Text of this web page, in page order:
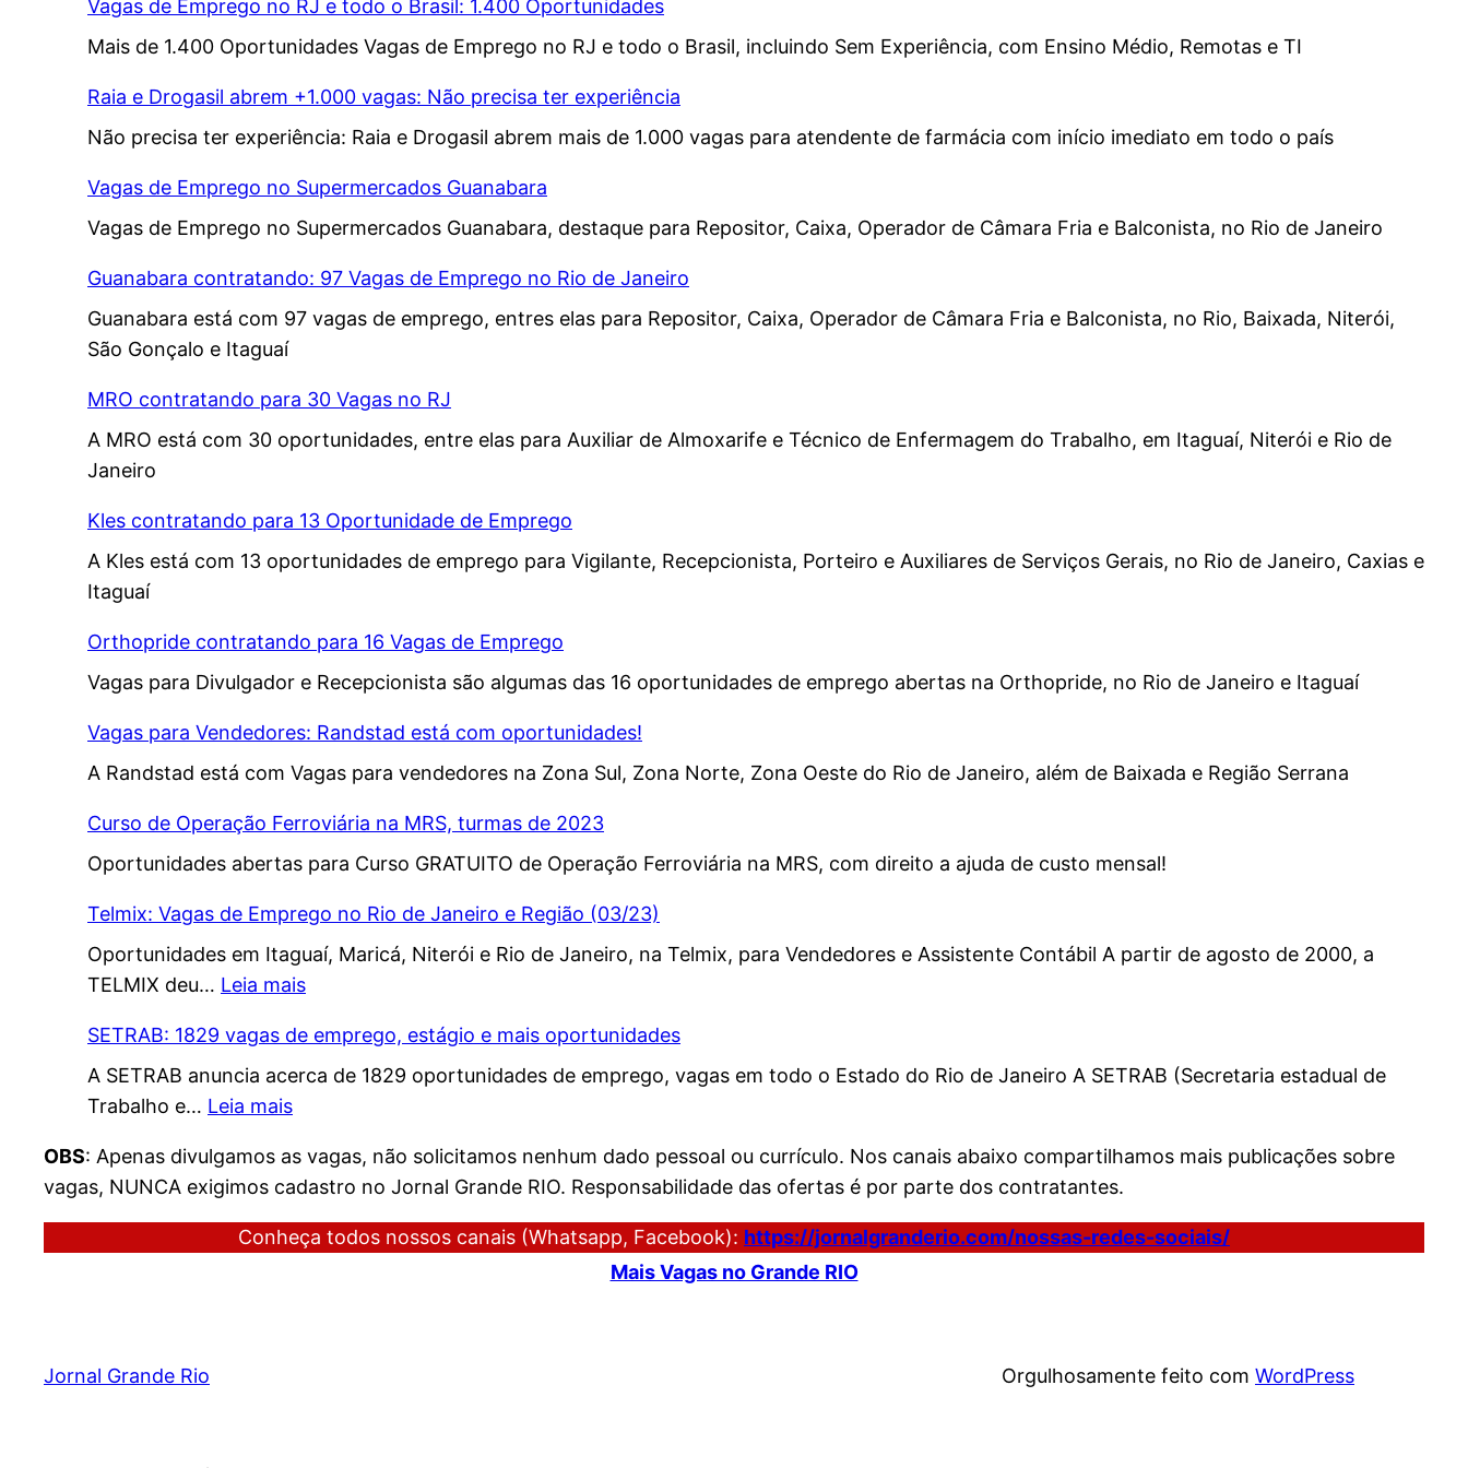
Vagas de Emprego no RJ e todo o Brasil: 1.400 Oportunidades
Mais de 1.400 Oportunidades Vagas de Emprego no RJ e todo o Brasil, incluindo Sem Experiência, com Ensino Médio, Remotas e TI
Raia e Drogasil abrem +1.000 vagas: Não precisa ter experiência
Não precisa ter experiência: Raia e Drogasil abrem mais de 1.000 vagas para atendente de farmácia com início imediato em todo o país
Vagas de Emprego no Supermercados Guanabara
Vagas de Emprego no Supermercados Guanabara, destaque para Repositor, Caixa, Operador de Câmara Fria e Balconista, no Rio de Janeiro
Guanabara contratando: 97 Vagas de Emprego no Rio de Janeiro
Guanabara está com 97 vagas de emprego, entres elas para Repositor, Caixa, Operador de Câmara Fria e Balconista, no Rio, Baixada, Niterói,
São Gonçalo e Itaguaí
MRO contratando para 30 Vagas no RJ
A MRO está com 30 oportunidades, entre elas para Auxiliar de Almoxarife e Técnico de Enfermagem do Trabalho, em Itaguaí, Niterói e Rio de
Janeiro
Kles contratando para 13 Oportunidade de Emprego
A Kles está com 13 oportunidades de emprego para Vigilante, Recepcionista, Porteiro e Auxiliares de Serviços Gerais, no Rio de Janeiro, Caxias e
Itaguaí
Orthopride contratando para 16 Vagas de Emprego
Vagas para Divulgador e Recepcionista são algumas das 16 oportunidades de emprego abertas na Orthopride, no Rio de Janeiro e Itaguaí
Vagas para Vendedores: Randstad está com oportunidades!
A Randstad está com Vagas para vendedores na Zona Sul, Zona Norte, Zona Oeste do Rio de Janeiro, além de Baixada e Região Serrana
Curso de Operação Ferroviária na MRS, turmas de 2023
Oportunidades abertas para Curso GRATUITO de Operação Ferroviária na MRS, com direito a ajuda de custo mensal!
Telmix: Vagas de Emprego no Rio de Janeiro e Região (03/23)
Oportunidades em Itaguaí, Maricá, Niterói e Rio de Janeiro, na Telmix, para Vendedores e Assistente Contábil A partir de agosto de 2000, a
TELMIX deu… Leia mais:
Vagas
de
Rio
de
Janeiro
e
SETRAB: 1829 vagas de emprego, estágio e mais oportunidades
A SETRAB anuncia acerca de 1829 oportunidades de emprego, vagas em todo o Estado do Rio de Janeiro A SETRAB (Secretaria estadual de
Trabalho e… Leia mais:
1829
vagas
de
emprego,
OBS: Apenas divulgamos as vagas, não solicitamos nenhum dado pessoal ou currículo. Nos canais abaixo compartilhamos mais publicações sobre
vagas, NUNCA exigimos cadastro no Jornal Grande RIO. Responsabilidade das ofertas é por parte dos contratantes.
Conheça todos nossos canais (Whatsapp, Facebook): https://jornalgranderio.com/nossas-redes-sociais/
Mais Vagas no Grande RIO
Jornal Grande Rio Orgulhosamente feito com WordPress